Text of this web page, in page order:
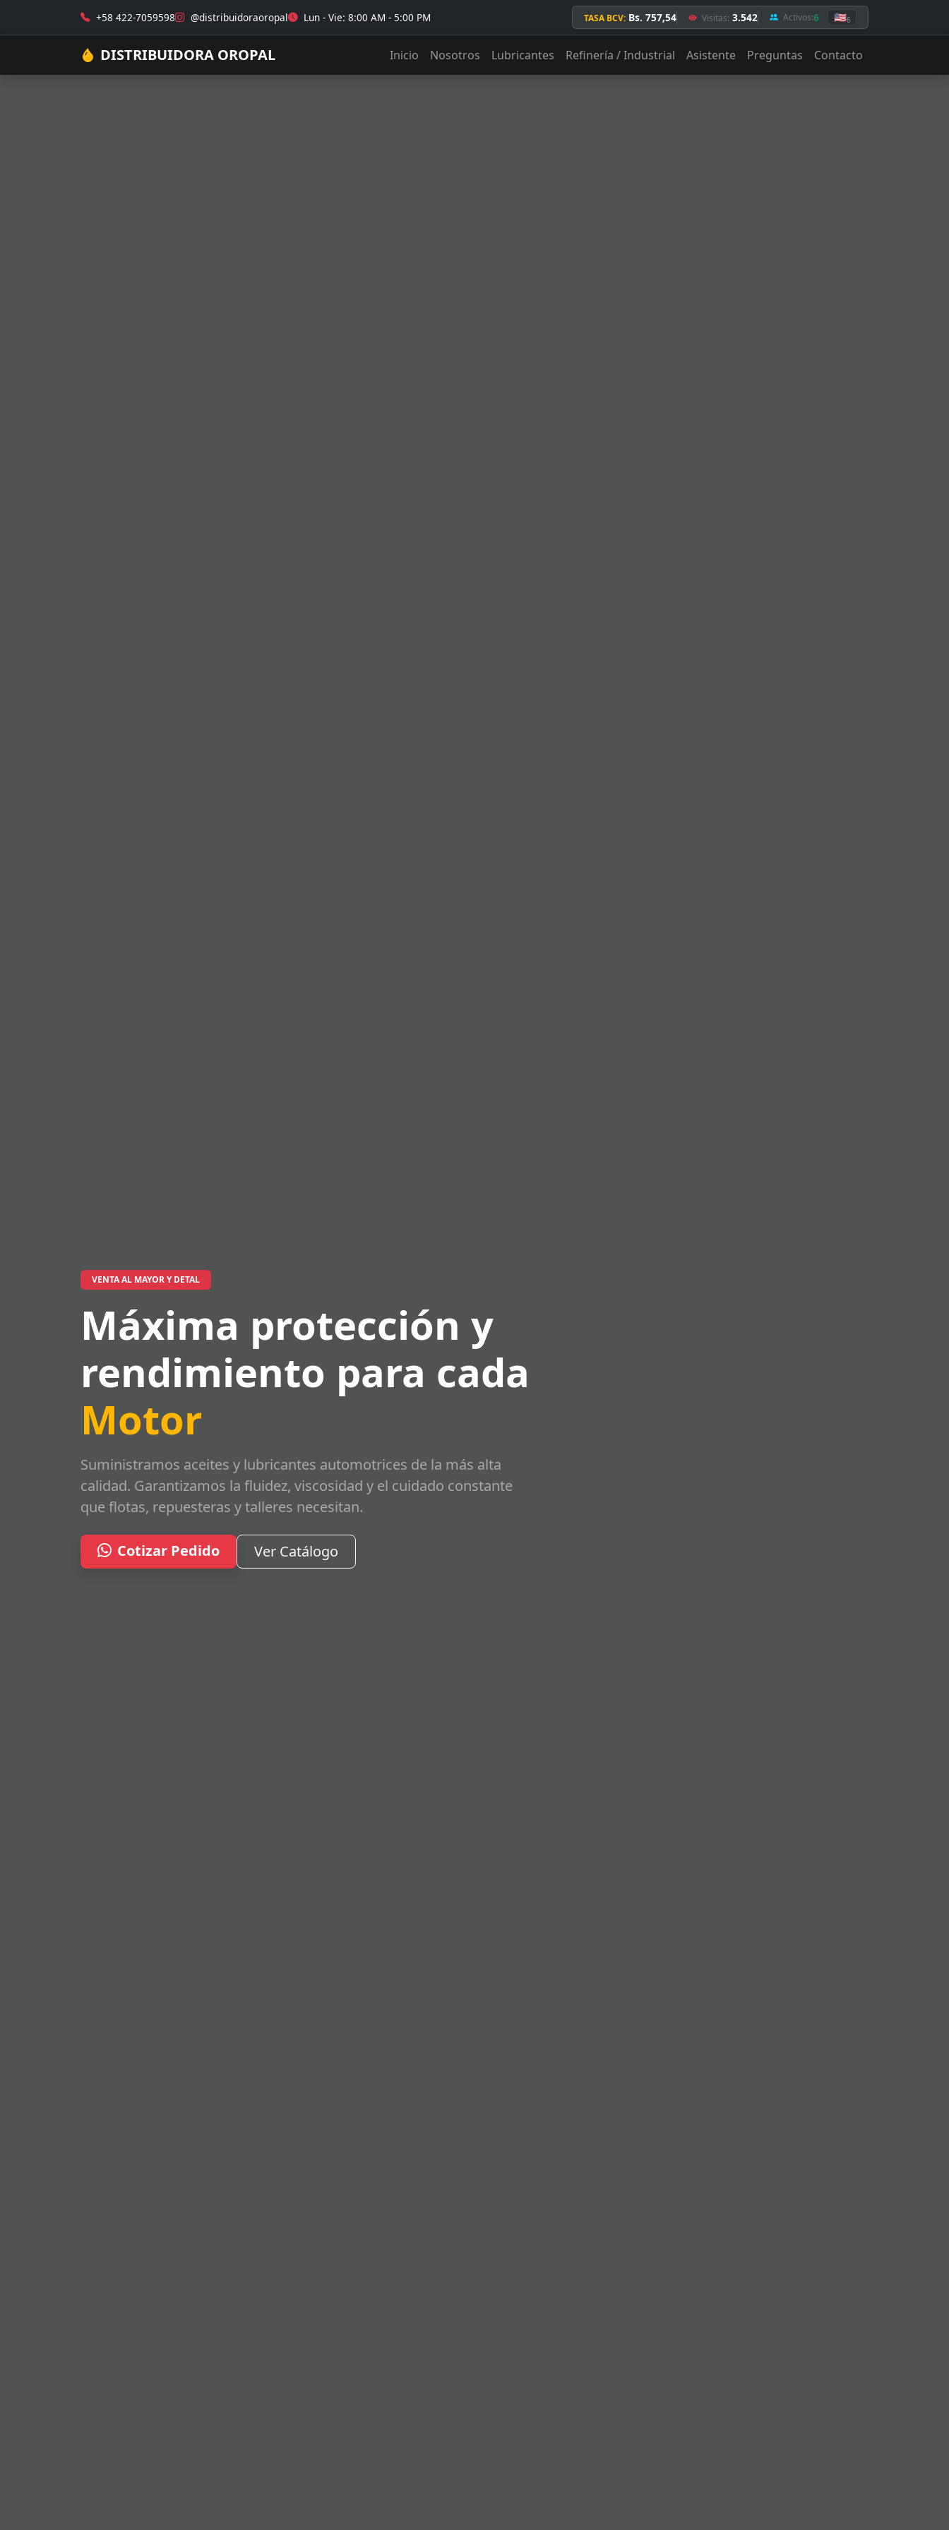
+58 422-7059598 @distribuidoraoropal Lun - Vie: 8:00 AM - 5:00 PM TASA BCV: Bs. 757,54 Visitas: 3.542 Activos:6 🇺🇸6
DISTRIBUIDORA OROPAL Inicio Nosotros Lubricantes Refinería / Industrial Asistente Preguntas Contacto
VENTA AL MAYOR Y DETAL
Máxima protección y
rendimiento para cada
Motor
Suministramos aceites y lubricantes automotrices de la más alta
calidad. Garantizamos la fluidez, viscosidad y el cuidado constante
que flotas, repuesteras y talleres necesitan.
Cotizar Pedido Ver Catálogo